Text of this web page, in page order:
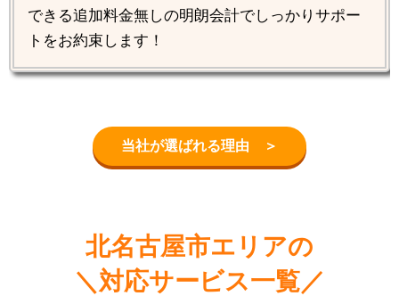
できる追加料金無しの明朗会計でしっかりサポー
トをお約束します！
当社が選ばれる理由 ＞
北名古屋市エリアの
＼対応サービス一覧／